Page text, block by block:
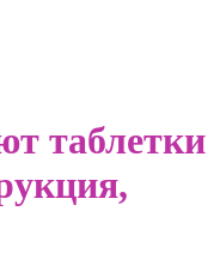
таблетки